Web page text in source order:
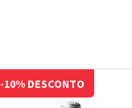
-10% DESCONTO